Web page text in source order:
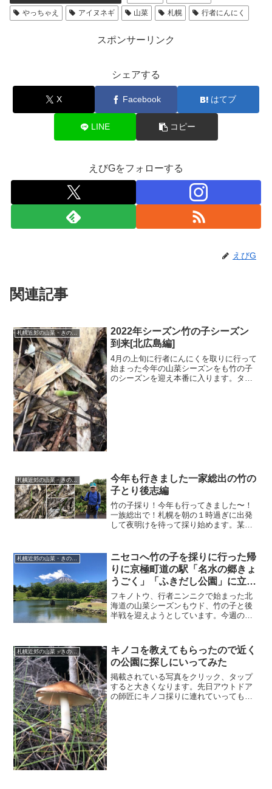
やっちゃえ アイヌネギ 山菜 札幌 行者にんにく
スポンサーリンク
シェアする
X Facebook はてブ
LINE コピー
えびGをフォローする
えびG
関連記事
札幌近郊の山菜・きのこ採り
2022年シーズン竹の子シーズン
到来[北広島編]
4月の上旬に行者にんにくを取りに行って
始まった今年の山菜シーズンをも竹の子
のシーズンを迎え本番に入ります。タケ
今年も行きました一家総出の竹の
子とり後志編
竹の子採り！今年も行ってきました〜！
一族総出で！札幌を朝の１時過ぎに出発
して夜明けを待って採り始めます。某後
す。こうして後志地方を地図で改めてみ
ると、喜茂別、京極、真狩、...
札幌近郊の山菜・きのこ採り
ニセコへ竹の子を採りに行った帰
りに京極町道の駅「名水の郷きょ
うごく」「ふきだし公園」に立寄
って帰ってからの〜バーベキュー
フキノトウ、行者ニンニクで始まった北
海道の山菜シーズンもウド、竹の子と後
半戦を迎えようとしています。今週の木
時もの帰り道が自転車のロードレースで
通行止めだった事もあり...
キノコを教えてもらったので近く
の公園に探しにいってみた
掲載されている写真をクリック、タップ
すると大きくなります。先日アウトドア
の師匠にキノコ採りに連れていってもら